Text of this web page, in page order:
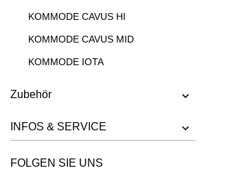
KOMMODE CAVUS HI
KOMMODE CAVUS MID
KOMMODE IOTA
KOMMODE IOTA MID
Zubehör
INFOS & SERVICE
FOLGEN SIE UNS